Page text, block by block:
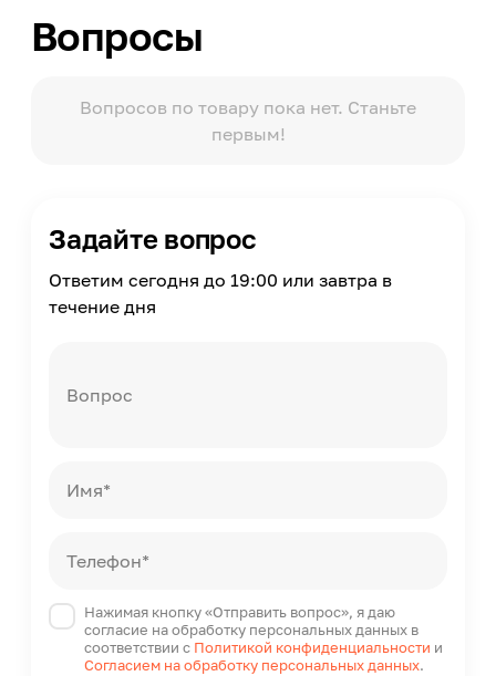
Вопросы
Вопросов по товару пока нет. Станьте
первым!
Задайте вопрос
Ответим сегодня до 19:00 или завтра в
течение дня
Вопрос
Имя*
Телефон*
Нажимая кнопку «Отправить вопрос», я даю
согласие на обработку персональных данных в
соответствии с Политикой конфиденциальности и
Согласием на обработку персональных данных.